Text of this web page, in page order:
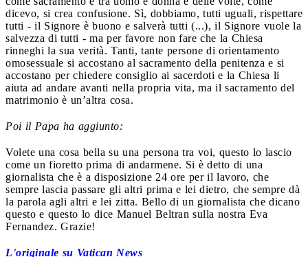
dicevo, si crea confusione. Sì, dobbiamo, tutti uguali, rispettare
tutti - il Signore è buono e salverà tutti (...), il Signore vuole la
salvezza di tutti - ma per favore non fare che la Chiesa
rinneghi la sua verità. Tanti, tante persone di orientamento
omosessuale si accostano al sacramento della penitenza e si
accostano per chiedere consiglio ai sacerdoti e la Chiesa li
aiuta ad andare avanti nella propria vita, ma il sacramento del
matrimonio è un’altra cosa.
Poi il Papa ha aggiunto:
Volete una cosa bella su una persona tra voi, questo lo lascio
come un fioretto prima di andarmene. Si è detto di una
giornalista che è a disposizione 24 ore per il lavoro, che
sempre lascia passare gli altri prima e lei dietro, che sempre dà
la parola agli altri e lei zitta. Bello di un giornalista che dicano
questo e questo lo dice Manuel Beltran sulla nostra Eva
Fernandez. Grazie!
L'originale su Vatican News